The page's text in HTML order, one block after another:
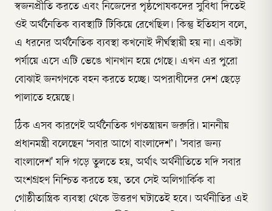
স্বজনপ্রীতি করতে এবং নিজেদের পৃষ্ঠপোষকদের সুবিধা দিতেই
ওই অর্থনৈতিক ব্যবস্থাটি টিকিয়ে রেখেছিল। কিন্তু ইতিহাস বলে,
এ ধরনের অর্থনৈতিক ব্যবস্থা কখনোই দীর্ঘস্থায়ী হয় না। একটা
পর্যায়ে এসে এটি ভেঙে খানখান হয়ে গেছে। এখন এর পুরো
বোঝাই জনগণকে বহন করতে হচ্ছে। অপরাধীদের দেশ ছেড়ে
পালাতে হয়েছে।
ঠিক এসব কারণেই অর্থনৈতিক গণতন্ত্রায়ন জরুরি। মাননীয়
প্রধানমন্ত্রী বলেছেন ‘সবার আগে বাংলাদেশ’। 'সবার জন্য
বাংলাদেশ' যদি গড়ে তুলতে হয়, অর্থাৎ অর্থনীতিতে যদি সবার
অংশগ্রহণ নিশ্চিত করতে হয়, তবে সেই অলিগার্কিক বা
গোষ্ঠীতান্ত্রিক ব্যবস্থা থেকে উত্তরণ ঘটাতেই হবে। অর্থনীতির এই